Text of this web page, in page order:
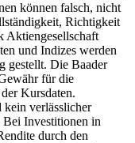
können falsch, nicht
Richtigkeit
Aktiengesellschaft
und Indizes werden
gestellt. Die Baader
für die
Kursdaten.
kein verlässlicher
Investitionen in
durch den